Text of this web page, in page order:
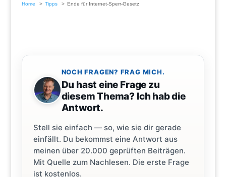
Home Tipps Ende für Internet-Sperr-Gesetz
NOCH FRAGEN? FRAG MICH.
Du hast eine Frage zu
diesem Thema? Ich hab die
Antwort.
Stell sie einfach — so, wie sie dir gerade
einfällt. Du bekommst eine Antwort aus
meinen über 20.000 geprüften Beiträgen.
Mit Quelle zum Nachlesen. Die erste Frage
ist kostenlos.